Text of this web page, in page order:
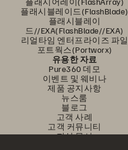
플래시블레이드(FlashBlade)
플래시블레이
드//EXA(FlashBlade//EXA)
리얼타임 엔터프라이즈 파일
포트웍스(Portworx)
유용한 자료
Pure360 데모
이벤트 및 웨비나
제품 공지사항
뉴스룸
블로그
고객 사례
고객 커뮤니티
지식 문서